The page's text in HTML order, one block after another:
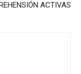
ACTIVAS